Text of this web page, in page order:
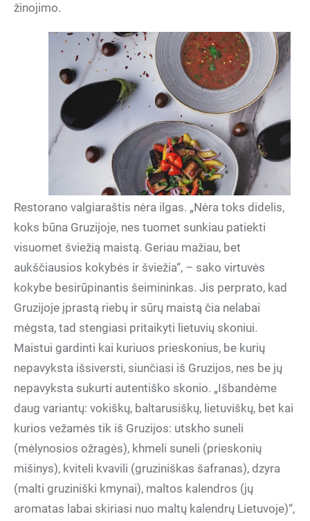
žinojimo.
Restorano valgiaraštis nėra ilgas. „Nėra toks didelis,
koks būna Gruzijoje, nes tuomet sunkiau patiekti
visuomet šviežią maistą. Geriau mažiau, bet
aukščiausios kokybės ir šviežia“, – sako virtuvės
kokybe besirūpinantis šeimininkas. Jis perprato, kad
Gruzijoje įprastą riebų ir sūrų maistą čia nelabai
mėgsta, tad stengiasi pritaikyti lietuvių skoniui.
Maistui gardinti kai kuriuos prieskonius, be kurių
nepavyksta išsiversti, siunčiasi iš Gruzijos, nes be jų
nepavyksta sukurti autentiško skonio. „Išbandėme
daug variantų: vokiškų, baltarusiškų, lietuviškų, bet kai
kurios vežamės tik iš Gruzijos: utskho suneli
(mėlynosios ožragės), khmeli suneli (prieskonių
mišinys), kviteli kvavili (gruziniškas šafranas), dzyra
(malti gruziniški kmynai), maltos kalendros (jų
aromatas labai skiriasi nuo maltų kalendrų Lietuvoje)“,